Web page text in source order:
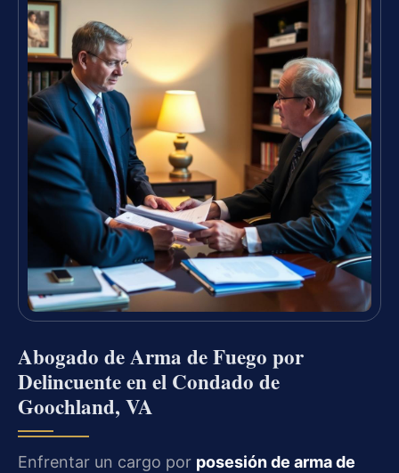
Abogado de Arma de Fuego por
Delincuente en el Condado de
Goochland, VA
Enfrentar un cargo por posesión de arma de